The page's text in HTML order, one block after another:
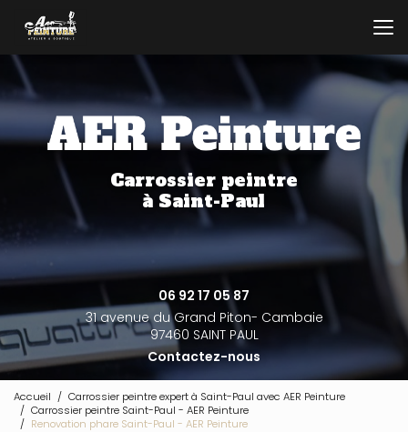
contenu
principal
Carrossier peintre
à Saint-Paul
06 92 17 05 87
31 avenue du Grand Piton- Cambaie
97460 SAINT PAUL
Contactez-nous
Accueil
Carrossier peintre expert à Saint-Paul avec AER Peinture
Carrossier peintre Saint-Paul - AER Peinture
Renovation phare Saint-Paul - AER Peinture